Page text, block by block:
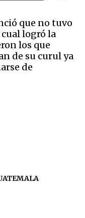
que no tuvo
logró la
los que
de su curul ya
de